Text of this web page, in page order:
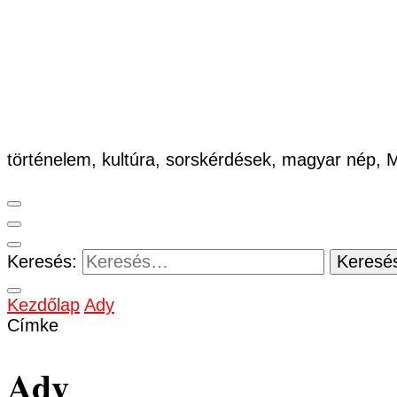
történelem, kultúra, sorskérdések, magyar nép,
Keresés:
Kezdőlap Ady
Címke
Ady